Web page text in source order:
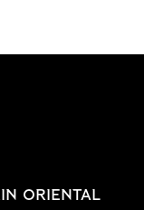
ORIENTAL